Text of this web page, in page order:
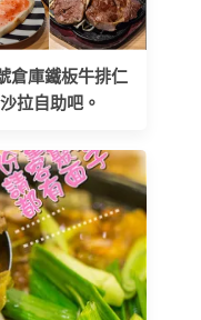
倉庫鐵板牛排仁
拉自助吧。